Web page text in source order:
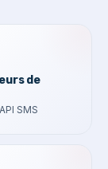
de
SMS